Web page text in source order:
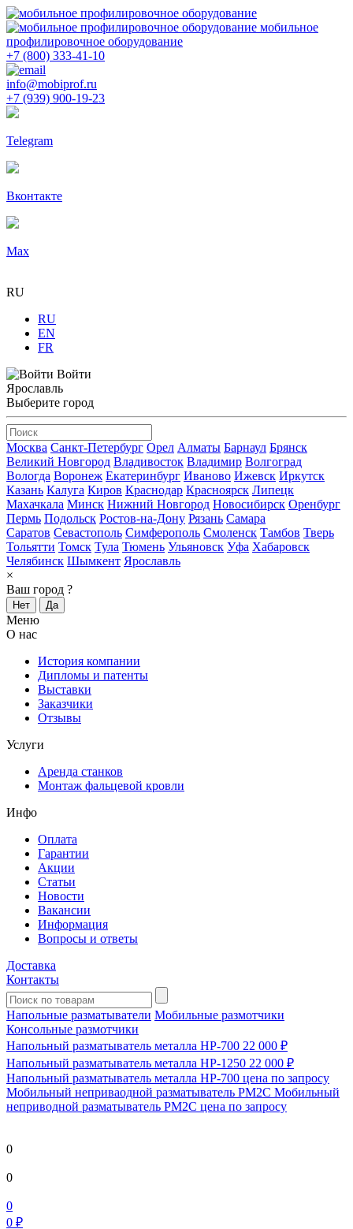
мобильное
профилировочное оборудование
+7 (800) 333-41-10
info@mobiprof.ru
+7 (939) 900-19-23
Telegram
Вконтакте
Max
RU
RU
EN
FR
Войти
Ярославль
Выберите город
Москва Санкт-Петербург Орел Алматы Барнаул Брянск
Великий Новгород Владивосток Владимир Волгоград
Вологда Воронеж Екатеринбург Иваново Ижевск Иркутск
Казань Калуга Киров Краснодар Красноярск Липецк
Махачкала Минск Нижний Новгород Новосибирск Оренбург
Пермь Подольск Ростов-на-Дону Рязань Самара
Саратов Севастополь Симферополь Смоленск Тамбов Тверь
Тольятти Томск Тула Тюмень Ульяновск Уфа Хабаровск
Челябинск Шымкент Ярославль
×
Ваш город ?
Нет Да
Меню
О нас
История компании
Дипломы и патенты
Выставки
Заказчики
Отзывы
Услуги
Аренда станков
Монтаж фальцевой кровли
Инфо
Оплата
Гарантии
Акции
Статьи
Новости
Вакансии
Информация
Вопросы и ответы
Доставка
Контакты
Напольные разматыватели Мобильные размотчики
Консольные размотчики
Напольный разматыватель металла HP-700 22 000 ₽
Напольный разматыватель металла HP-1250 22 000 ₽
Напольный разматыватель металла HP-700 цена по запросу
Мобильный непривaодной разматыватель РМ2С Мобильный
неприводной разматыватель РМ2С цена по запросу
0
0
0
0 ₽